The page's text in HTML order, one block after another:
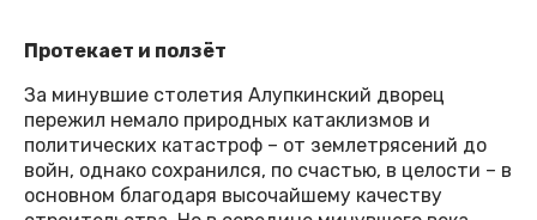
Протекает и ползёт
За минувшие столетия Алупкинский дворец
пережил немало природных катаклизмов и
политических катастроф – от землетрясений до
войн, однако сохранился, по счастью, в целости – в
основном благодаря высочайшему качеству